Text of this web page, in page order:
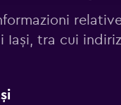
Iași, tra cui